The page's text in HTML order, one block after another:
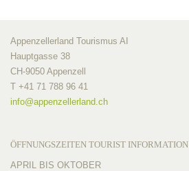
Appenzellerland Tourismus AI
Hauptgasse 38
CH-9050 Appenzell
T +41 71 788 96 41
info@appenzellerland.ch
ÖFFNUNGSZEITEN TOURIST INFORMATION
APRIL BIS OKTOBER